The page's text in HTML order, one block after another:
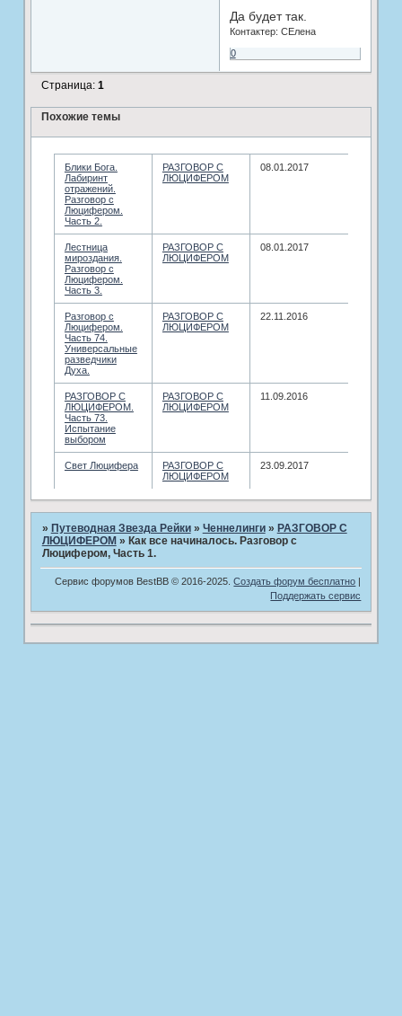
Да будет так.
Контактер: СЕлена
0
Страница: 1
Похожие темы
Блики Бога.
Лабиринт
отражений.
Разговор с
Люцифером.
Часть 2.
РАЗГОВОР С
ЛЮЦИФЕРОМ
08.01.2017
Лестница
мироздания.
Разговор с
Люцифером.
Часть 3.
РАЗГОВОР С
ЛЮЦИФЕРОМ
08.01.2017
Разговор с
Люцифером.
Часть 74.
Универсальные
разведчики
Духа.
РАЗГОВОР С
ЛЮЦИФЕРОМ
22.11.2016
РАЗГОВОР С
ЛЮЦИФЕРОМ.
Часть 73.
Испытание
выбором
РАЗГОВОР С
ЛЮЦИФЕРОМ
11.09.2016
Свет Люцифера
РАЗГОВОР С
ЛЮЦИФЕРОМ
23.09.2017
» Путеводная Звезда Рейки » ­Ченнелинги » РАЗГОВОР С
ЛЮЦИФЕРОМ » Как все начиналось. Разговор с
Люцифером, Часть 1.
Сервис форумов BestBB © 2016-2025.Создать форум бесплатно
Поддержать сервис